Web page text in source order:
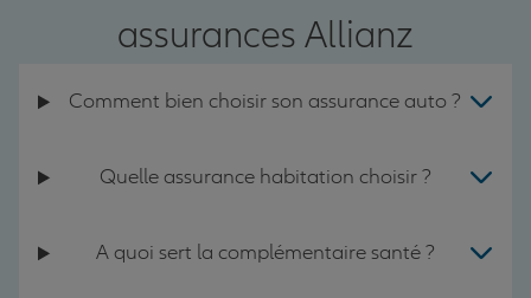
assurances Allianz
Comment bien choisir son assurance auto ?
Quelle assurance habitation choisir ?
A quoi sert la complémentaire santé ?